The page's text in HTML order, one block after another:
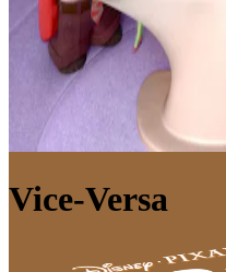
Vice-Versa